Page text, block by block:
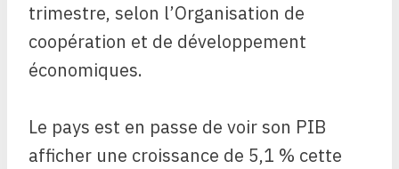
trimestre, selon l’Organisation de
coopération et de développement
économiques.
Le pays est en passe de voir son PIB
afficher une croissance de 5,1 % cette